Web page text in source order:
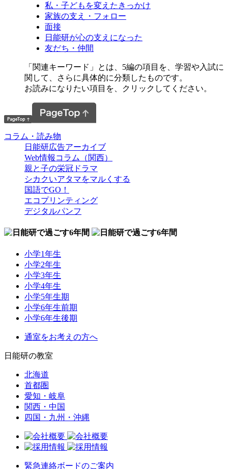
私・子どもを変えたきっかけ
家族の支え・フォロー
面接
日能研が心の支えになった
友だち・仲間
「関連キーワード」とは、5編の項目を、学習や入試に
関して、さらに具体的に分類したものです。
お読みになりたい項目を、クリックしてください。
コラム・読み物
日能研広告アーカイブ
Web情報コラム（関西）
親と子の栄冠ドラマ
シカクいアタマをマルくする
国語でGO！
エコプリンティング
デジタルパンフ
小学1年生
小学2年生
小学3年生
小学4年生
小学5年生期
小学6年生前期
小学6年生後期
通室をお考えの方へ
日能研の教室
北海道
首都圏
愛知・岐阜
関西・中国
四国・九州・沖縄
緊急連絡ボードのご案内